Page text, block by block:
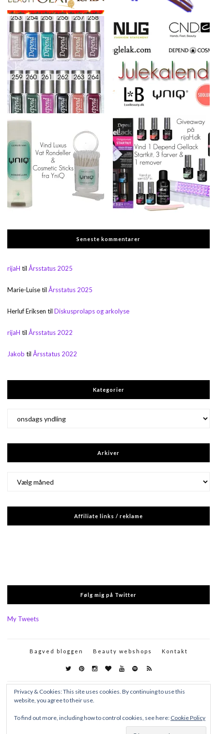
Seneste kommentarer
rijaH til Årsstatus 2025
Marie-Luisetil Årsstatus 2025
Herluf Eriksen til Diskusprolaps og arkolyse
rijaH til Årsstatus 2022
Jakob til Årsstatus 2022
Kategorier
Arkiver
Affiliate links / reklame
Følg mig på Twitter
My Tweets
Bagved bloggen Beauty webshops Kontakt
Privacy & Cookies: This site uses cookies. By continuing to use this
website, you agree to their use.
To find out more, including how to control cookies, see here: Cookie Policy